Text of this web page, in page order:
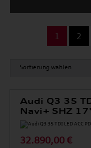
1 2
Audi Q3 35
Navi+ SHZ
32.890,00 €